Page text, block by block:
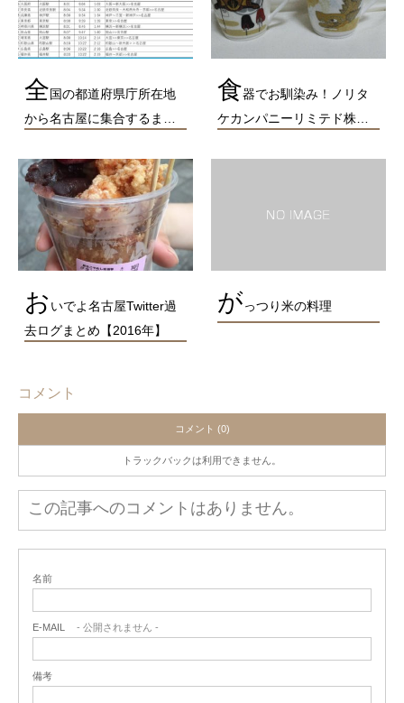
全国の都道府県庁所在地
から名古屋に集合するま…
食器でお馴染み！ノリタ
ケカンパニーリミテド株…
おいでよ名古屋Twitter過
去ログまとめ【2016年】
がっつり米の料理
コメント
コメント (0)
トラックバックは利用できません。
この記事へのコメントはありません。
名前
E-MAIL - 公開されません -
備考